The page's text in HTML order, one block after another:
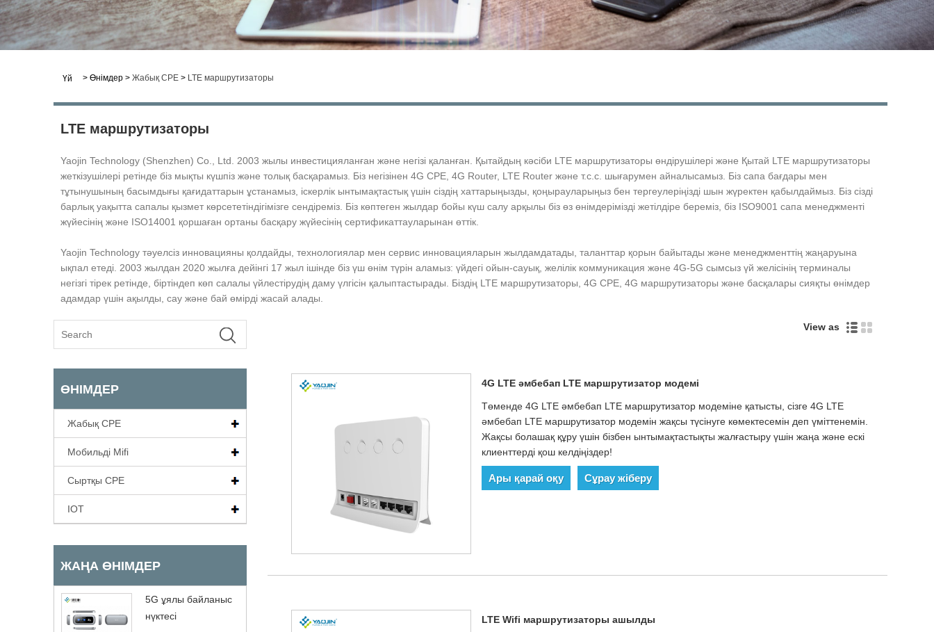
Үй > Өнімдер > Жабық CPE > LTE маршрутизаторы
LTE маршрутизаторы
Yaojin Technology (Shenzhen) Co., Ltd. 2003 жылы инвестицияланған және негізі қаланған. Қытайдың кәсіби LTE маршрутизаторы өндірушілері және Қытай LTE маршрутизаторы
жеткізушілері ретінде біз мықты күшпіз және толық басқарамыз. Біз негізінен 4G CPE, 4G Router, LTE Router және т.с.с. шығарумен айналысамыз. Біз сапа бағдары мен
тұтынушының басымдығы қағидаттарын ұстанамыз, іскерлік ынтымақтастық үшін сіздің хаттарыңызды, қоңырауларыңыз бен тергеулеріңізді шын жүректен қабылдаймыз. Біз сізді
барлық уақытта сапалы қызмет көрсететіндігімізге сендіреміз. Біз көптеген жылдар бойы күш салу арқылы біз өз өнімдерімізді жетілдіре береміз, біз ISO9001 сапа менеджменті
жүйесінің және ISO14001 қоршаған ортаны басқару жүйесінің сертификаттауларынан өттік.
Yaojin Technology тәуелсіз инновацияны қолдайды, технологиялар мен сервис инновацияларын жылдамдатады, таланттар қорын байытады және менеджменттің жаңаруына
ықпал етеді. 2003 жылдан 2020 жылға дейінгі 17 жыл ішінде біз үш өнім түрін аламыз: үйдегі ойын-сауық, желілік коммуникация және 4G-5G сымсыз үй желісінің терминалы
негізгі тірек ретінде, біртіндеп көп салалы үйлестірудің даму үлгісін қалыптастырады. Біздің LTE маршрутизаторы, 4G CPE, 4G маршрутизаторы және басқалары сияқты өнімдер
адамдар үшін ақылды, сау және бай өмірді жасай алады.
ӨНІМДЕР
Жабық CPE
Мобильді Mifi
Сыртқы CPE
IOT
ЖАҢА ӨНІМДЕР
5G ұялы байланыс
нүктесі
View as
4G LTE әмбебап LTE маршрутизатор модемі
Төменде 4G LTE әмбебап LTE маршрутизатор модеміне қатысты, сізге 4G LTE
әмбебап LTE маршрутизатор модемін жақсы түсінуге көмектесемін деп үміттенемін.
Жақсы болашақ құру үшін бізбен ынтымақтастықты жалғастыру үшін жаңа және ескі
клиенттерді қош келдіңіздер!
Ары қарай оқу Сұрау жіберу
LTE Wifi маршрутизаторы ашылды